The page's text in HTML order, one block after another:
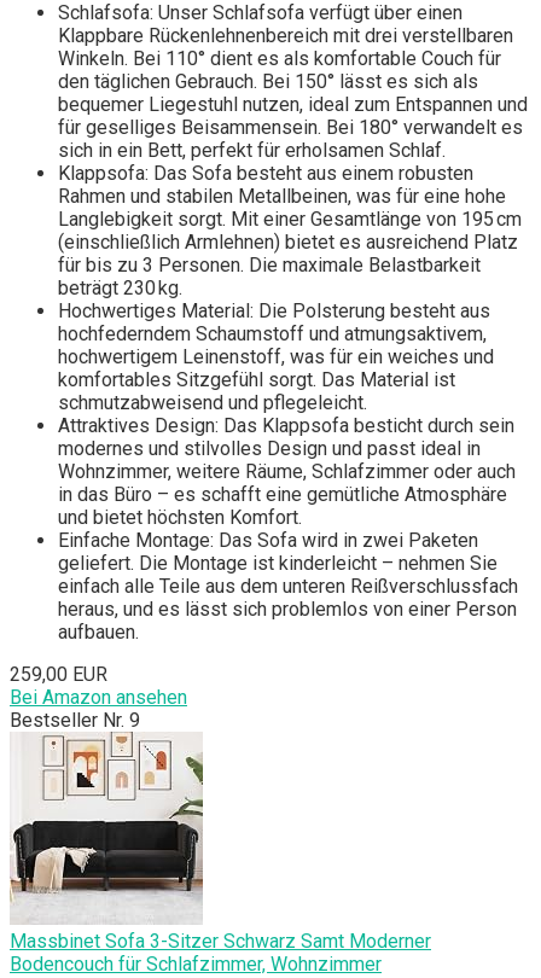
Schlafsofa: Unser Schlafsofa verfügt über einen
Klappbare Rückenlehnenbereich mit drei verstellbaren
Winkeln. Bei 110° dient es als komfortable Couch für
den täglichen Gebrauch. Bei 150° lässt es sich als
bequemer Liegestuhl nutzen, ideal zum Entspannen und
für geselliges Beisammensein. Bei 180° verwandelt es
sich in ein Bett, perfekt für erholsamen Schlaf.
Klappsofa: Das Sofa besteht aus einem robusten
Rahmen und stabilen Metallbeinen, was für eine hohe
Langlebigkeit sorgt. Mit einer Gesamtlänge von 195 cm
(einschließlich Armlehnen) bietet es ausreichend Platz
für bis zu 3 Personen. Die maximale Belastbarkeit
beträgt 230 kg.
Hochwertiges Material: Die Polsterung besteht aus
hochfederndem Schaumstoff und atmungsaktivem,
hochwertigem Leinenstoff, was für ein weiches und
komfortables Sitzgefühl sorgt. Das Material ist
schmutzabweisend und pflegeleicht.
Attraktives Design: Das Klappsofa besticht durch sein
modernes und stilvolles Design und passt ideal in
Wohnzimmer, weitere Räume, Schlafzimmer oder auch
in das Büro – es schafft eine gemütliche Atmosphäre
und bietet höchsten Komfort.
Einfache Montage: Das Sofa wird in zwei Paketen
geliefert. Die Montage ist kinderleicht – nehmen Sie
einfach alle Teile aus dem unteren Reißverschlussfach
heraus, und es lässt sich problemlos von einer Person
aufbauen.
259,00 EUR
Bei Amazon ansehen
Bestseller Nr. 9
Massbinet Sofa 3-Sitzer Schwarz Samt Moderner
Bodencouch für Schlafzimmer, Wohnzimmer